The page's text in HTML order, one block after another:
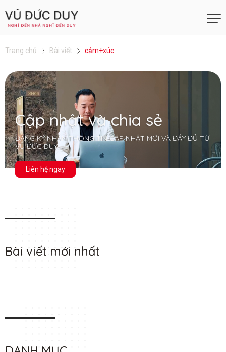
Trang chủ Bài viết cảm+xúc
Cập nhật và chia sẻ
ĐĂNG KÝ NHẬN THÔNG TIN CẬP NHẬT MỚI VÀ ĐẦY ĐỦ TỪ
VŨ ĐỨC DUY
Liên hệ ngay
Bài viết mới nhất